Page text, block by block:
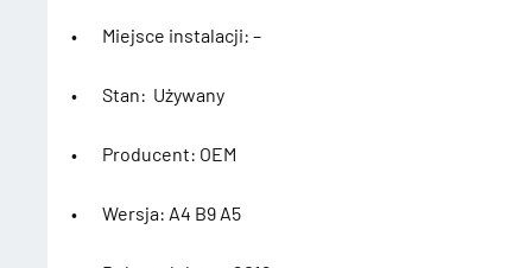
• Miejsce instalacji: –
• Stan: Używany
• Producent: OEM
• Wersja: A4 B9 A5